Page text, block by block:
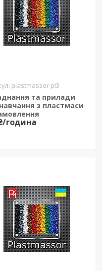
plastmassor pl3
та прилади
з пластмаси
година